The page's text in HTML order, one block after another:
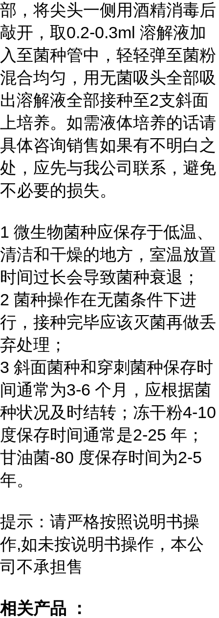
部，将尖头一侧用酒精消毒后
敲开，取0.2-0.3ml 溶解液加
入至菌种管中，轻轻弹至菌粉
混合均匀，用无菌吸头全部吸
出溶解液全部接种至2支斜面
上培养。如需液体培养的话请
具体咨询销售如果有不明白之
处，应先与我公司联系，避免
不必要的损失。
1 微生物菌种应保存于低温、
清洁和干燥的地方，室温放置
时间过长会导致菌种衰退；
2 菌种操作在无菌条件下进
行，接种完毕应该灭菌再做丢
弃处理；
3 斜面菌种和穿刺菌种保存时
间通常为3-6 个月，应根据菌
种状况及时结转；冻干粉4-10
度保存时间通常是2-25 年；
甘油菌-80 度保存时间为2-5
年。
提示：请严格按照说明书操
作,如未按说明书操作，本公
司不承担售
相关产品 ：